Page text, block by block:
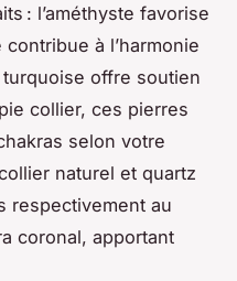
: l’améthyste favorise
à l’harmonie
offre soutien
collier, ces pierres
selon votre
naturel et quartz
respectivement au
coronal, apportant